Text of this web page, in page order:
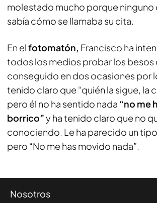
molestado mucho porque ninguno
sabía cómo se llamaba su cita.
En elfotomatón, Francisco ha
todos los medios probar los besos
conseguido en dos ocasiones por
tenido claro que “quién la sigue, la
pero él no ha sentido nada “no me
borrico”y ha tenido claro que no
conociendo. Le ha parecido un
pero “No me has movido nada”.
Nosotros